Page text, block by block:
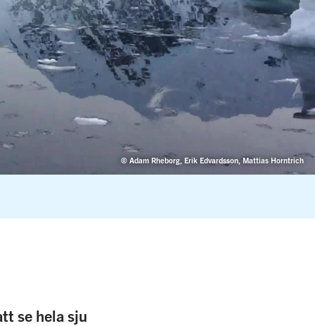
© Adam Rheborg, Erik Edvardsson, Mattias Horntrich
se hela sju